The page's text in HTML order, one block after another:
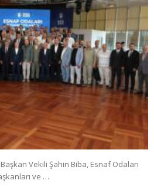
Vekili Şahin Biba, Esnaf Odaları
ve …